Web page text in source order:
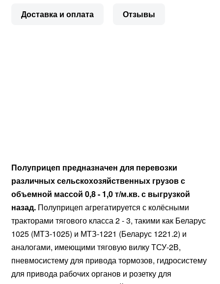
Доставка и оплата Отзывы
Полуприцеп предназначен для перевозки
различных сельскохозяйственных грузов с
объемной массой 0,8 - 1,0 т/м.кв. с выгрузкой
назад. Полуприцеп агрегатируется с колёсными
тракторами тягового класса 2 - 3, такими как Беларус
1025 (МТЗ-1025) и МТЗ-1221 (Беларус 1221.2) и
аналогами, имеющими тяговую вилку ТСУ-2В,
пневмосистему для привода тормозов, гидросистему
для привода рабочих органов и розетку для